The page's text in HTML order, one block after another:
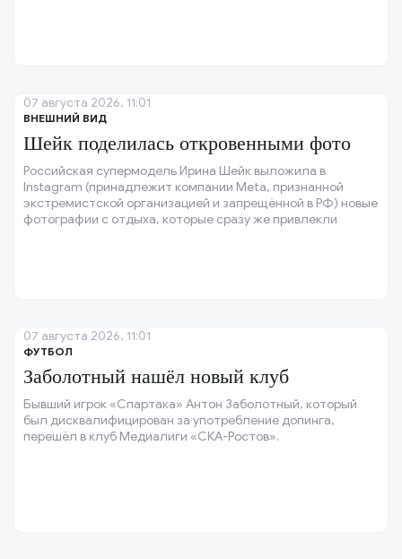
ВНЕШНИЙ ВИД
Шейк поделилась откровенными фото
Российская супермодель Ирина Шейк выложила в
Instagram (принадлежит компании Meta, признанной
экстремистской организацией и запрещённой в РФ) новые
фотографии с отдыха, которые сразу же привлекли
07 августа 2026, 11:01
ФУТБОЛ
Заболотный нашёл новый клуб
Бывший игрок «Спартака» Антон Заболотный, который
был дисквалифицирован за употребление допинга,
перешёл в клуб Медиалиги «СКА-Ростов».
07 августа 2026, 11:01